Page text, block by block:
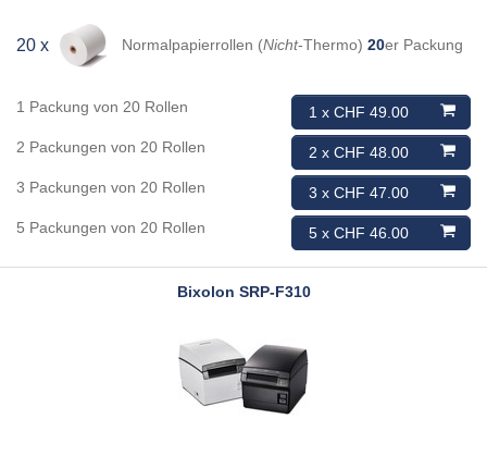
20 x Normalpapierrollen (Nicht-Thermo) 20er Packung
1 x CHF 49.00
1 Packung von 20 Rollen
2 x CHF 48.00
2 Packungen von 20 Rollen
3 x CHF 47.00
3 Packungen von 20 Rollen
5 x CHF 46.00
5 Packungen von 20 Rollen
Bixolon SRP-F310